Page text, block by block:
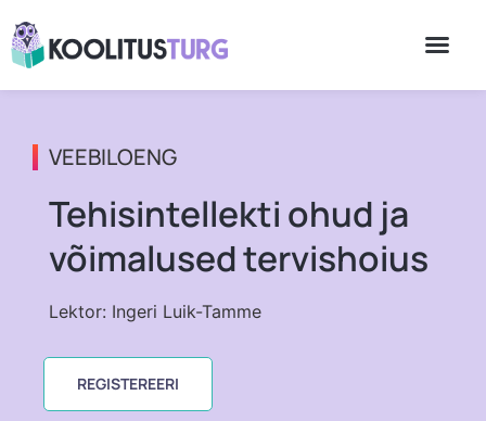
VEEBILOENG
Tehisintellekti ohud ja
võimalused tervishoius
Lektor: Ingeri Luik-Tamme
REGISTEREERI